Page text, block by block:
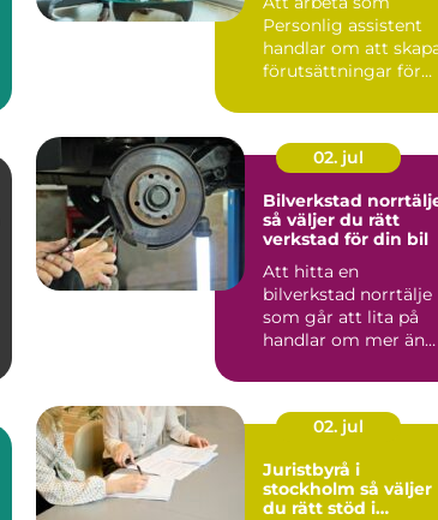
Personlig assistent
handlar om att
förutsättningar för
vä...
02. jul
Bilverkstad
så väljer du rätt
verkstad för din bil
Att hitta en
bilverkstad norrtälje
som går att lita på
handlar om mer än
För m...
02. jul
Juristbyrå i
stockholm så väljer
du rätt stöd i